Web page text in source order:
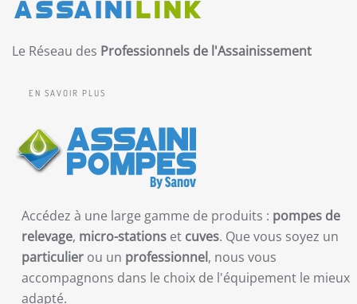
Le Réseau des Professionnels de l'Assainissement
EN SAVOIR PLUS
Accédez à une large gamme de produits : pompes de
relevage, micro-stations et cuves. Que vous soyez un
particulier ou un professionnel, nous vous
accompagnons dans le choix de l'équipement le mieux
adapté.